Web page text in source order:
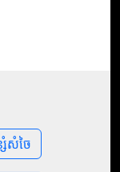
សំចៃ